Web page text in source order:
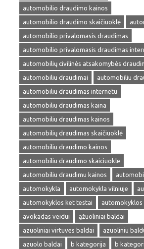
automobilio draudimo kainos
automobilio draudimo skaičiuoklė
automobilio privalomasis draudimas
automobilio privalomasis draudimas
automobilių civilinės atsakomybės
automobiliu draudimai
automobiliu
automobiliu draudimas internetu
automobiliu draudimas kaina
automobiliu draudimas kainos
automobilių draudimas skaičiuoklė
automobiliu draudimo kainos
automobiliu draudimo skaiciuokle
automobiliu draudimu kainos
automokykla
automokykla vilniuje
automokyklos ket testai
automokyklos
avokadas veidui
ąžuoliniai baldai
azuoliniai virtuves baldai
azuoliniu
azuolo baldai
b kategorija
b